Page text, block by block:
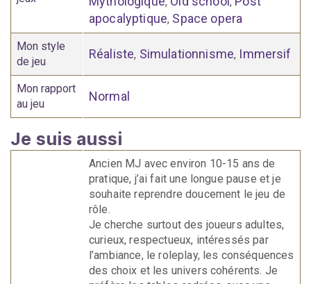
apocalyptique, Space opera
Mon style
de jeu
Réaliste, Simulationnisme, Immersif
Mon rapport
au jeu
Normal
Je suis aussi
Ancien MJ avec environ 10-15 ans de
pratique, j’ai fait une longue pause et je
souhaite reprendre doucement le jeu de
rôle.
Je cherche surtout des joueurs adultes,
curieux, respectueux, intéressés par
l’ambiance, le roleplay, les conséquences
des choix et les univers cohérents. Je